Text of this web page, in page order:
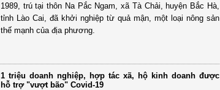
1989, trú tại thôn Na Pắc Ngam, xã Tà Chải, huyện Bắc Hà,
tỉnh Lào Cai, đã khởi nghiệp từ quả mận, một loại nông sản
thế mạnh của địa phương.
1 triệu doanh nghiệp, hợp tác xã, hộ kinh doanh được
hỗ trợ "vượt bão" Covid-19